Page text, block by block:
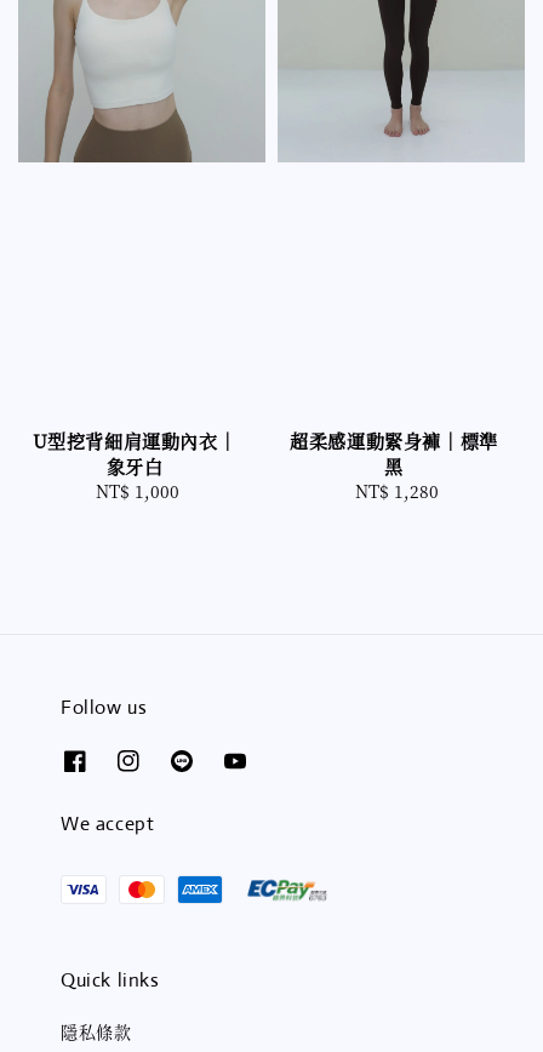
U型挖背細肩運動內衣｜
象牙白
Regular
NT$ 1,000
超柔感運動緊身褲｜標準
黑
Regular
NT$ 1,280
Follow us
We accept
Quick links
隱私條款